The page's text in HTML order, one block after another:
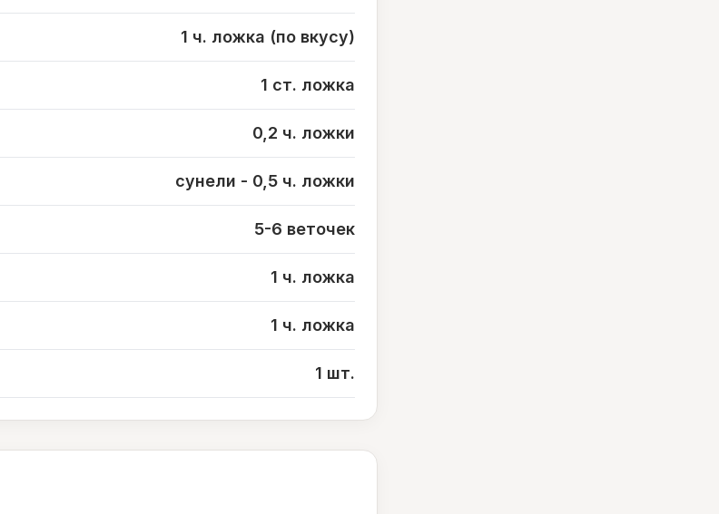
1 ч. ложка (по вкусу)
1 ст. ложка
0,2 ч. ложки
сунели - 0,5 ч. ложки
5-6 веточек
1 ч. ложка
1 ч. ложка
1 шт.